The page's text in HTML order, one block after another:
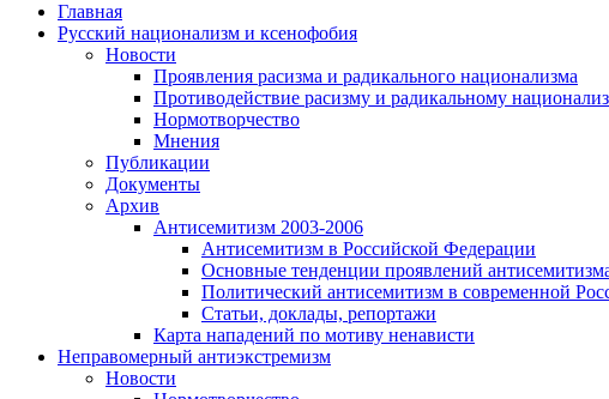
Главная
Русский национализм и ксенофобия
Новости
Проявления расизма и радикального национализма
Противодействие расизму и радикальному
Нормотворчество
Мнения
Публикации
Документы
Архив
Антисемитизм 2003-2006
Антисемитизм в Российской Федерации
Основные тенденции проявлений
Политический антисемитизм в современной
Статьи, доклады, репортажи
Карта нападений по мотиву ненависти
Неправомерный антиэкстремизм
Новости